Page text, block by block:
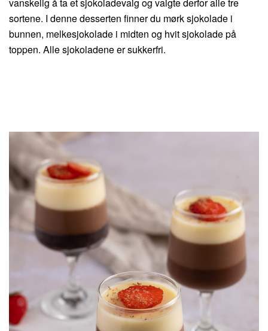
sortene. I denne desserten finner du mørk sjokolade i
bunnen, melkesjokolade i midten og hvit sjokolade på
toppen. Alle sjokoladene er sukkerfri.